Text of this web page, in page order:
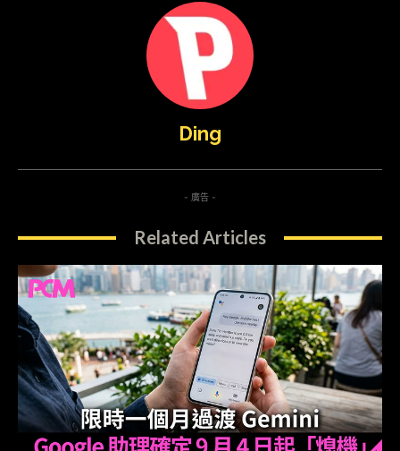
Ding
- 廣告 -
Related Articles